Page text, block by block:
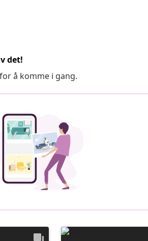
det!
å komme i gang.